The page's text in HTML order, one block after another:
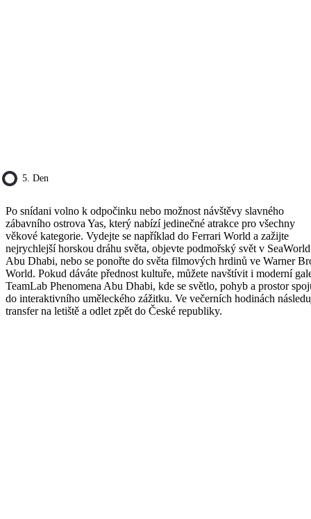
5. Den
Po snídani volno k odpočinku nebo možnost návštěvy slavného
zábavního ostrova Yas, který nabízí jedinečné atrakce pro všechny
věkové kategorie. Vydejte se například do Ferrari World a zažijte
nejrychlejší horskou dráhu světa, objevte podmořský svět v SeaWorld
Abu Dhabi, nebo se ponořte do světa filmových hrdinů ve Warner
World. Pokud dáváte přednost kultuře, můžete navštívit i moderní
TeamLab Phenomena Abu Dhabi, kde se světlo, pohyb a prostor
do interaktivního uměleckého zážitku. Ve večerních hodinách
transfer na letiště a odlet zpět do České republiky.